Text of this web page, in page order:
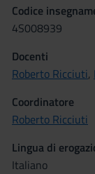
Codice
4S008939
Docenti
Roberto Ricciuti,
Coordinatore
Roberto Ricciuti
Lingua di
Italiano